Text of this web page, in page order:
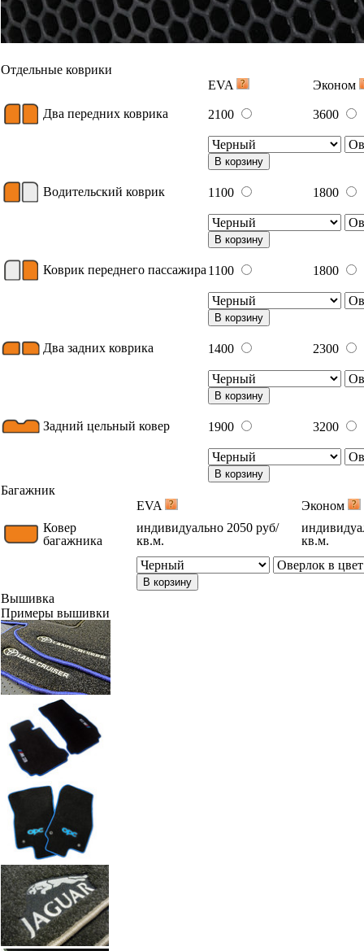
Отдельные коврики
EVA
Эконом
Два передних коврика 2100 3600
В корзину
Водительский коврик 1100 1800
В корзину
Коврик переднего пассажира 1100 1800
В корзину
Два задних коврика 1400 2300
В корзину
Задний цельный ковер 1900 3200
В корзину
Багажник
EVA
Эконом
Ковер
багажника
индивидуально 2050 руб/
кв.м.
кв.м.
В корзину
Вышивка
Примеры вышивки